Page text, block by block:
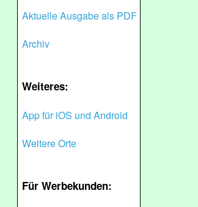
Aktuelle Ausgabe als PDF
Archiv
Weiteres:
App für iOS und Android
Weitere Orte
Für Werbekunden: